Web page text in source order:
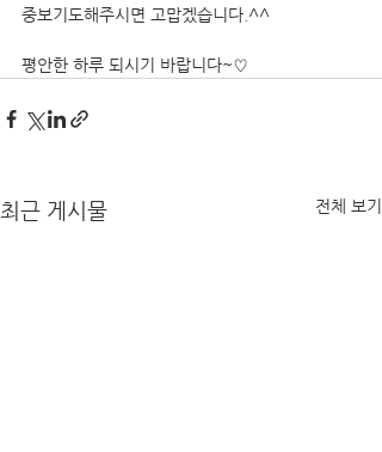
중보기도해주시면 고맙겠습니다.^^
평안한 하루 되시기 바랍니다~♡
최근 게시물 전체 보기